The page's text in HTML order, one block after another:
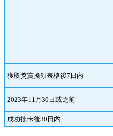
獲取獎賞換領表格後7日內
2023年11月30日或之前
成功批卡後30日內